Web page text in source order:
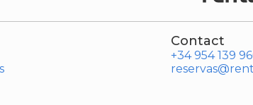
Contact
+34 954 139